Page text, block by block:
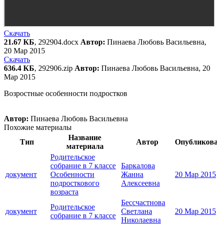
Скачать
21.67 КБ, 292904.docx Автор: Пинаева Любовь Васильевна,
20 Мар 2015
Скачать
636.4 КБ, 292906.zip Автор: Пинаева Любовь Васильевна, 20
Мар 2015
Возростные особенности подростков
Автор: Пинаева Любовь Васильевна
Похожие материалы
Тип
Название
материала
Автор
документ
Родительское
собрание в 7 классе
Особенности
подросткового
возраста
Баркалова
Жанна
Алексеевна
20 Мар 2015
документ
Родительское
собрание в 7 классе
Бессчастнова
Светлана
Николаевна
20 Мар 2015